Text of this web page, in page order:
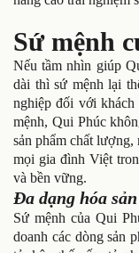
Sứ mệnh
Nếu tầm nhìn giúp
dài thì sứ mệnh lại
nghiệp đối với
mệnh, Qui Phúc
sản phẩm chất
mọi gia đình Việt
và bền vững.
Đa dạng hóa
Sứ mệnh của Qui
doanh các dòng sản